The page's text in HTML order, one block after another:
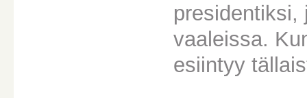
presidentiksi,
vaaleissa.
esiintyy